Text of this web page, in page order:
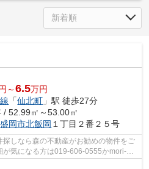
～6.5万円
「仙北町 」駅 徒歩27分
/ 52.99㎡～53.00㎡
盛岡市北飯岡 １丁目２番２５号
しなら森の不動産がお勧めの物件をご
が気になる方は019-606-0555かmori-
。